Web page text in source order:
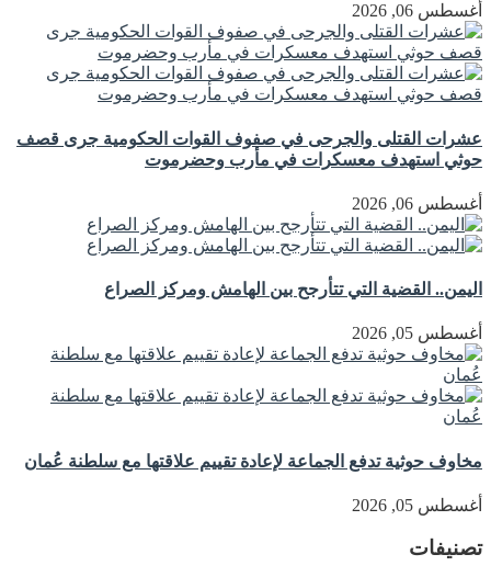
أغسطس 06, 2026
عشرات القتلى والجرحى في صفوف القوات الحكومية جرى قصف
حوثي استهدف معسكرات في مأرب وحضرموت
أغسطس 06, 2026
اليمن.. القضية التي تتأرجح بين الهامش ومركز الصراع
أغسطس 05, 2026
مخاوف حوثية تدفع الجماعة لإعادة تقييم علاقتها مع سلطنة عُمان
أغسطس 05, 2026
تصنيفات